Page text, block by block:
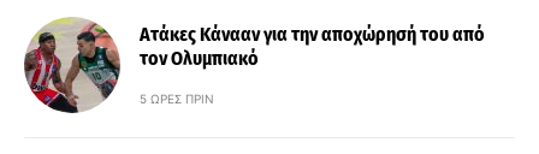
Ατάκες Κάνααν για την αποχώρησή του από
τον Ολυμπιακό
5 ΏΡΕΣ ΠΡΙΝ